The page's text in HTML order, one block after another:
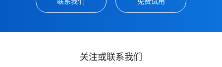
关注或联系我们